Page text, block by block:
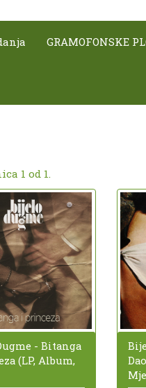
GRAMOFONSKE
1 od 1.
- Bitanga
(LP, Album,